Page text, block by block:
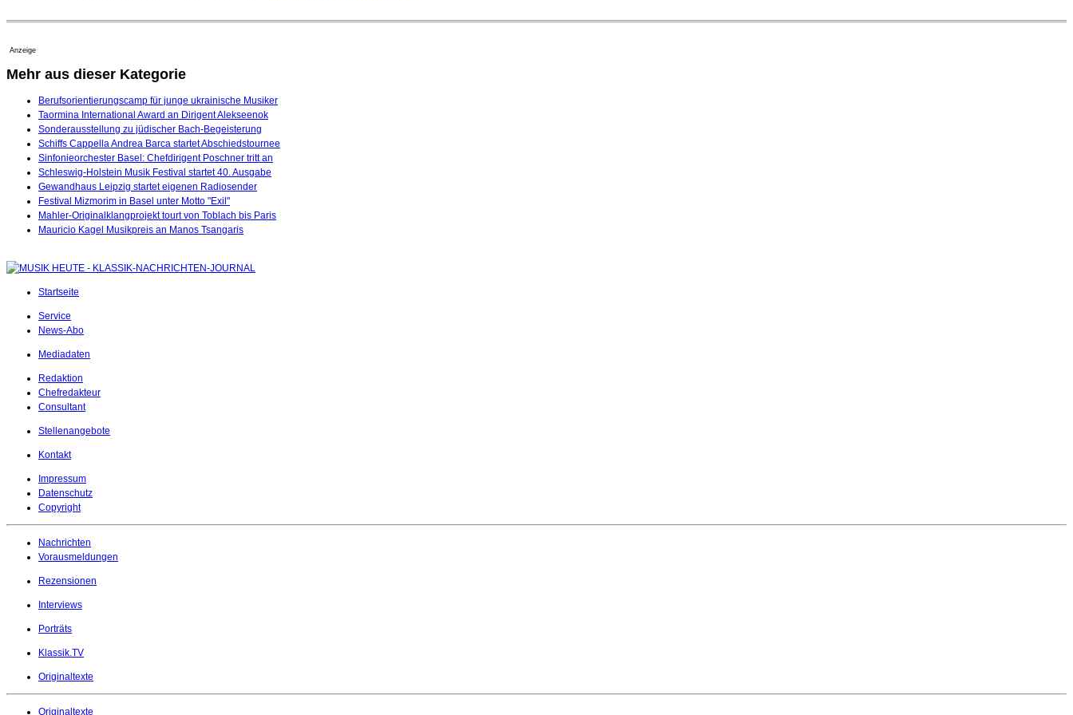
Anzeige
Mehr aus dieser Kategorie
Berufsorientierungscamp für junge ukrainische Musiker
Taormina International Award an Dirigent Alekseenok
Sonderausstellung zu jüdischer Bach-Begeisterung
Schiffs Cappella Andrea Barca startet Abschiedstournee
Sinfonieorchester Basel: Chefdirigent Poschner tritt an
Schleswig-Holstein Musik Festival startet 40. Ausgabe
Gewandhaus Leipzig startet eigenen Radiosender
Festival Mizmorim in Basel unter Motto "Exil"
Mahler-Originalklangprojekt tourt von Toblach bis Paris
Mauricio Kagel Musikpreis an Manos Tsangaris
Startseite
Service
News-Abo
Mediadaten
Redaktion
Chefredakteur
Consultant
Stellenangebote
Kontakt
Impressum
Datenschutz
Copyright
Nachrichten
Vorausmeldungen
Rezensionen
Interviews
Porträts
Klassik.TV
Originaltexte
Originaltexte